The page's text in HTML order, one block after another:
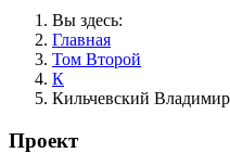
Вы здесь:
Главная
Том Второй
К
Кильчевский
Проект